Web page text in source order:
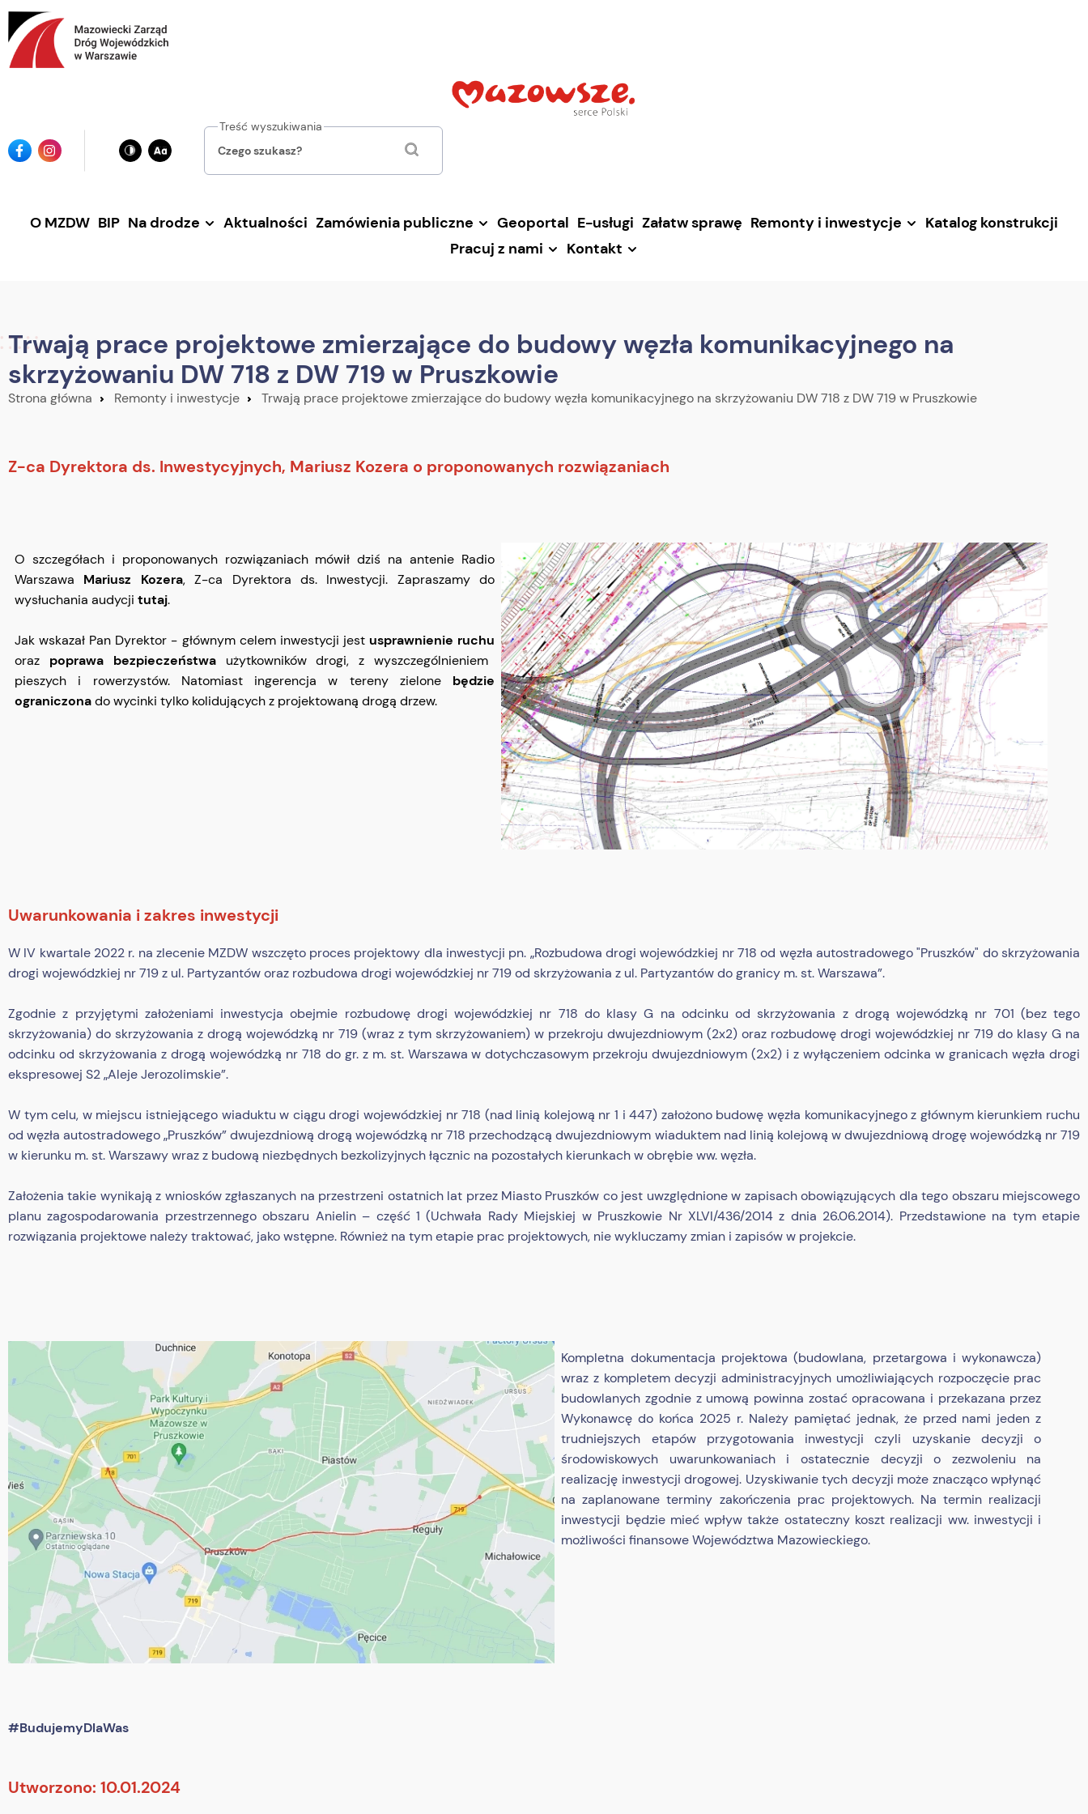
Przejdź
do
głównej
treści
IkonaIkona
instagrama
Treść wyszukiwania
O MZDW BIP Na drodze Aktualności Zamówienia publiczne Geoportal E-usługi Załatw sprawę Remonty i inwestycje
Katalog konstrukcji
Pracuj z nami
Kontakt
Trwają prace projektowe zmierzające do budowy węzła komunikacyjnego na
skrzyżowaniu DW 718 z DW 719 w Pruszkowie
Strona główna Remonty i inwestycje Trwają prace projektowe zmierzające do budowy węzła komunikacyjnego na skrzyżowaniu DW 718 z DW 719 w Pruszkowie
Z-ca Dyrektora ds. Inwestycyjnych, Mariusz Kozera o proponowanych rozwiązaniach
O szczegółach i proponowanych rozwiązaniach mówił dziś na antenie Radio
Warszawa Mariusz Kozera, Z-ca Dyrektora ds. Inwestycji. Zapraszamy do
wysłuchania audycji tutaj.
Jak wskazał Pan Dyrektor - głównym celem inwestycji jest usprawnienie ruchu
oraz poprawa bezpieczeństwaużytkowników drogi, z wyszczególnieniem
pieszych i rowerzystów. Natomiast ingerencja w tereny zielone będzie
ograniczonado wycinki tylko kolidujących z projektowaną drogą drzew.
Uwarunkowania i zakres inwestycji
W IV kwartale 2022 r. na zlecenie MZDW wszczęto proces projektowy dla inwestycji pn. „Rozbudowa drogi wojewódzkiej nr 718 od węzła autostradowego "Pruszków" do skrzyżowania
drogi wojewódzkiej nr 719 z ul. Partyzantów oraz rozbudowa drogi wojewódzkiej nr 719 od skrzyżowania z ul. Partyzantów do granicy m. st. Warszawa”.
Zgodnie z przyjętymi założeniami inwestycja obejmie rozbudowę drogi wojewódzkiej nr 718 do klasy G na odcinku od skrzyżowania z drogą wojewódzką nr 701 (bez tego
skrzyżowania) do skrzyżowania z drogą wojewódzką nr 719 (wraz z tym skrzyżowaniem) w przekroju dwujezdniowym (2x2) oraz rozbudowę drogi wojewódzkiej nr 719 do klasy G na
odcinku od skrzyżowania z drogą wojewódzką nr 718 do gr. z m. st. Warszawa w dotychczasowym przekroju dwujezdniowym (2x2) i z wyłączeniem odcinka w granicach węzła drogi
ekspresowej S2 „Aleje Jerozolimskie”.
W tym celu, w miejscu istniejącego wiaduktu w ciągu drogi wojewódzkiej nr 718 (nad linią kolejową nr 1 i 447) założono budowę węzła komunikacyjnego z głównym kierunkiem ruchu
od węzła autostradowego „Pruszków” dwujezdniową drogą wojewódzką nr 718 przechodzącą dwujezdniowym wiaduktem nad linią kolejową w dwujezdniową drogę wojewódzką nr 719
w kierunku m. st. Warszawy wraz z budową niezbędnych bezkolizyjnych łącznic na pozostałych kierunkach w obrębie ww. węzła.
Założenia takie wynikają z wniosków zgłaszanych na przestrzeni ostatnich lat przez Miasto Pruszków co jest uwzględnione w zapisach obowiązujących dla tego obszaru miejscowego
planu zagospodarowania przestrzennego obszaru Anielin – część 1 (Uchwała Rady Miejskiej w Pruszkowie Nr XLVI/436/2014 z dnia 26.06.2014). Przedstawione na tym etapie
rozwiązania projektowe należy traktować, jako wstępne. Również na tym etapie prac projektowych, nie wykluczamy zmian i zapisów w projekcie.
Kompletna dokumentacja projektowa (budowlana, przetargowa i wykonawcza)
wraz z kompletem decyzji administracyjnych umożliwiających rozpoczęcie prac
budowlanych zgodnie z umową powinna zostać opracowana i przekazana przez
Wykonawcę do końca 2025 r. Należy pamiętać jednak, że przed nami jeden z
trudniejszych etapów przygotowania inwestycji czyli uzyskanie decyzji o
środowiskowych uwarunkowaniach i ostatecznie decyzji o zezwoleniu na
realizację inwestycji drogowej. Uzyskiwanie tych decyzji może znacząco wpłynąć
na zaplanowane terminy zakończenia prac projektowych. Na termin realizacji
inwestycji będzie mieć wpływ także ostateczny koszt realizacji ww. inwestycji i
możliwości finansowe Województwa Mazowieckiego.
#BudujemyDlaWas
Utworzono: 10.01.2024